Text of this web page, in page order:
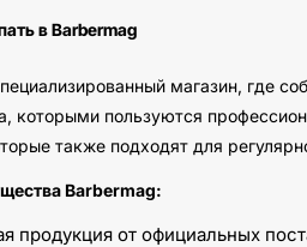
в Barbermag
магазин, где
которыми пользуются
также подходят для
Barbermag:
продукция от официальных